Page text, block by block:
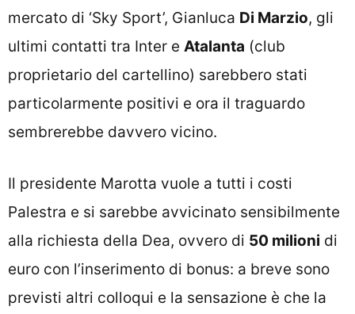
mercato di ‘Sky Sport’, Gianluca Di Marzio, gli
ultimi contatti tra Inter e Atalanta (club
proprietario del cartellino) sarebbero stati
particolarmente positivi e ora il traguardo
sembrerebbe davvero vicino.
Il presidente Marotta vuole a tutti i costi
Palestra e si sarebbe avvicinato sensibilmente
alla richiesta della Dea, ovvero di 50 milioni di
euro con l’inserimento di bonus: a breve sono
previsti altri colloqui e la sensazione è che la